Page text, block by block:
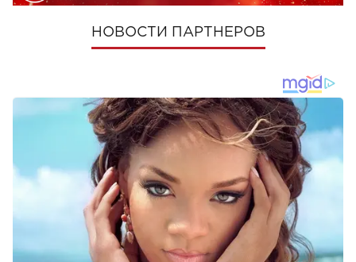
НОВОСТИ ПАРТНЕРОВ